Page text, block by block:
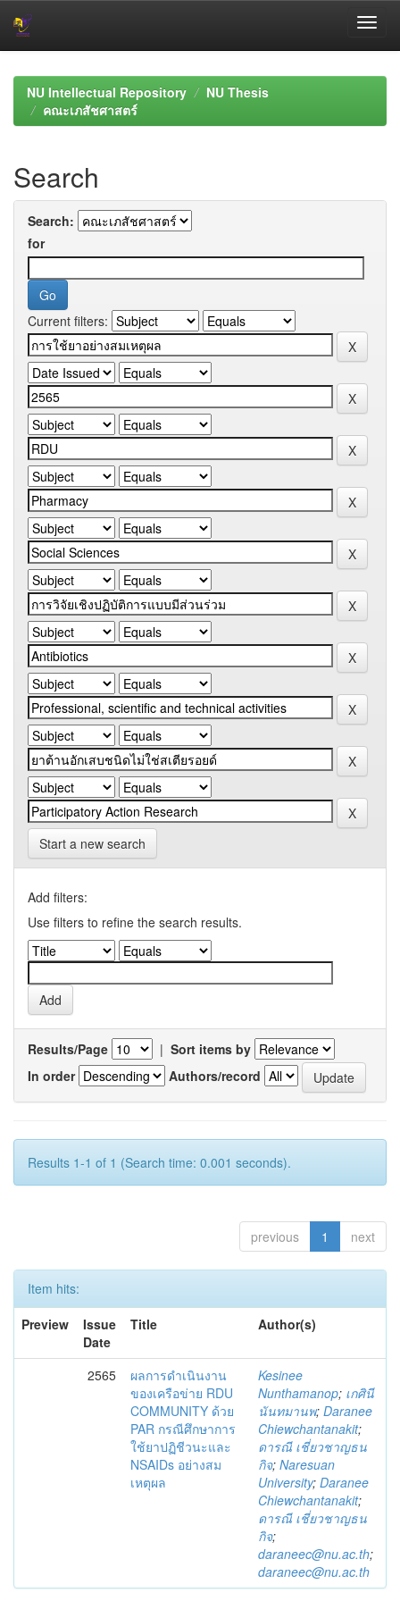
navigationNU Intellectual Repository
NU Thesis
คณะเภสัชศาสตร์
Search
Search:
for
Current filters:
Start a new search
Add filters:
Use filters to refine the search results.
Results/Page | Sort items by
In order
Authors/record
Results 1-1 of 1 (Search time: 0.001 seconds).
previous 1 next
Item hits:
Preview
Issue
Date
Title Author(s)
2565
ผลการดำเนินงาน
ของเครือข่าย RDU
COMMUNITY ด้วย
PAR กรณีศึกษาการ
ใช้ยาปฏิชีวนะและ
NSAIDs อย่างสม
เหตุผล
Kesinee
Nunthamanop; เกศินี
นันทมานพ; Daranee
Chiewchantanakit;
ดารณี เชี่ยวชาญธน
กิจ; Naresuan
University; Daranee
Chiewchantanakit;
ดารณี เชี่ยวชาญธน
กิจ;
daraneec@nu.ac.th;
daraneec@nu.ac.th